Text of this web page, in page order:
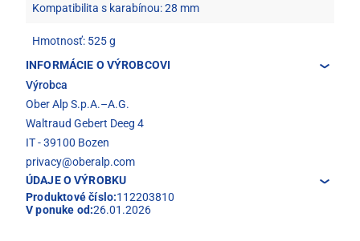
Kompatibilita s karabínou: 28 mm
Hmotnosť: 525 g
INFORMÁCIE O VÝROBCOVI
Výrobca
Ober Alp S.p.A.–A.G.
Waltraud Gebert Deeg 4
IT - 39100 Bozen
privacy@oberalp.com
ÚDAJE O VÝROBKU
Produktové číslo:112203810
V ponuke od:26.01.2026